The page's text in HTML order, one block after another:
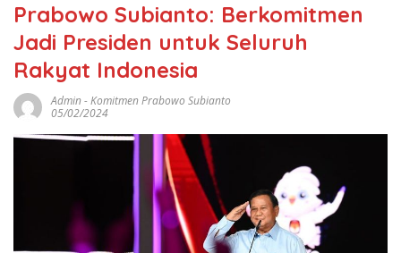
Prabowo Subianto: Berkomitmen
Jadi Presiden untuk Seluruh
Rakyat Indonesia
Admin-Komitmen Prabowo Subianto
05/02/2024